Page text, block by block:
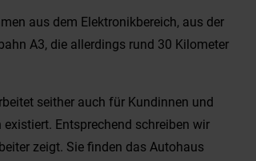
aus dem Elektronikbereich, aus der
A3, die allerdings rund 30 Kilometer
seither auch für Kundinnen und
Entsprechend schreiben wir
zeigt. Sie finden das Autohaus